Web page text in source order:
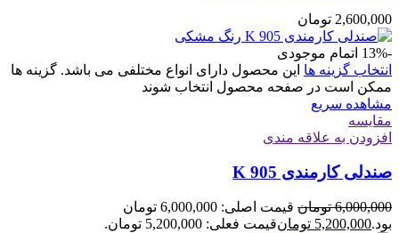
2,600,000 تومان
-13%
اتمام موجودی
انتخاب گزینه ها این محصول دارای انواع مختلفی می باشد. گزینه ها
ممکن است در صفحه محصول انتخاب شوند
مشاهده سریع
مقایسه
افزودن به علاقه مندی
صندلی کارمندی K 905
6,000,000 تومان
قیمت اصلی: 6,000,000 تومان
بود.5,200,000 تومانقیمت فعلی: 5,200,000 تومان.